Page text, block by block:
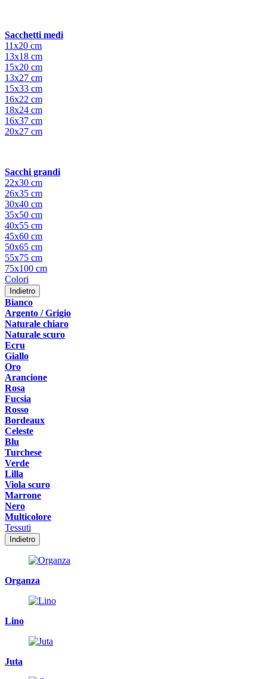
Sacchetti medi
11x20 cm
13x18 cm
15x20 cm
13x27 cm
15x33 cm
16x22 cm
18x24 cm
16x37 cm
20x27 cm
Sacchi grandi
22x30 cm
26x35 cm
30x40 cm
35x50 cm
40x55 cm
45x60 cm
50x65 cm
55x75 cm
75x100 cm
Colori
Indietro
Bianco
Argento / Grigio
Naturale chiaro
Naturale scuro
Ecru
Giallo
Oro
Arancione
Rosa
Fucsia
Rosso
Bordeaux
Celeste
Blu
Turchese
Verde
Lilla
Viola scuro
Marrone
Nero
Multicolore
Tessuti
Indietro
Organza
Lino
Juta